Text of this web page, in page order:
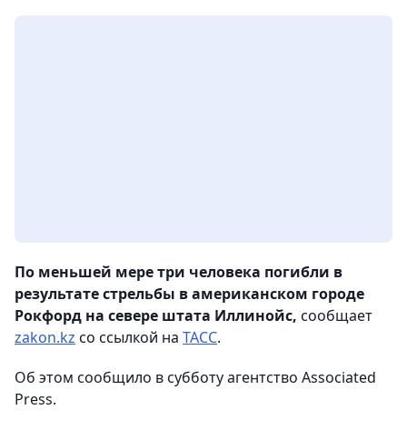
По меньшей мере три человека погибли в
результате стрельбы в американском городе
Рокфорд на севере штата Иллинойс, сообщает
zakon.kz со ссылкой на ТАСС.
Об этом сообщило в субботу агентство Associated
Press.